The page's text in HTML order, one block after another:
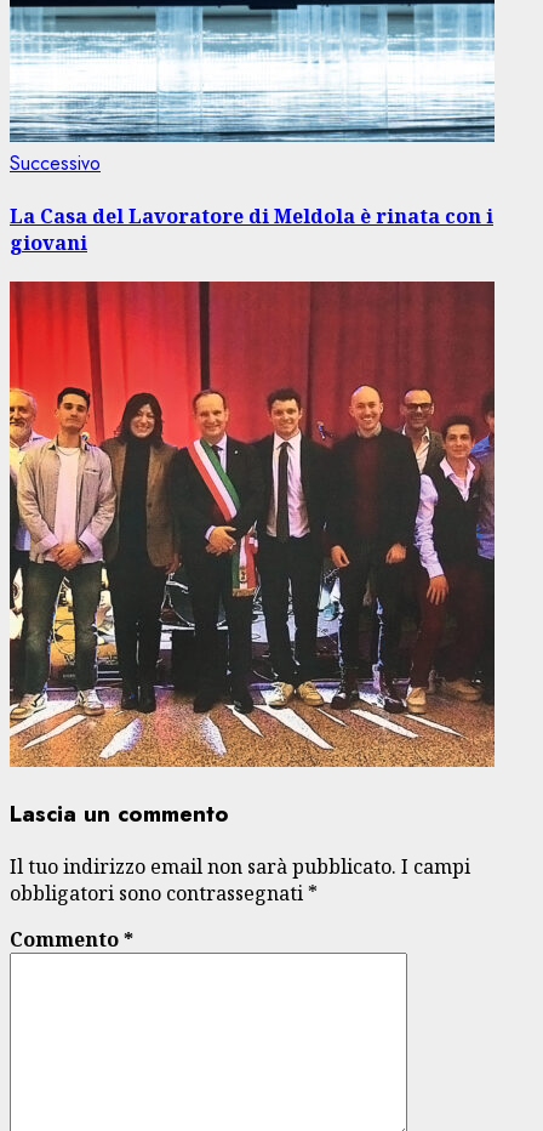
Successivo
La Casa del Lavoratore di Meldola è rinata con i
giovani
Lascia un commento
Il tuo indirizzo email non sarà pubblicato. I campi
obbligatori sono contrassegnati *
Commento*